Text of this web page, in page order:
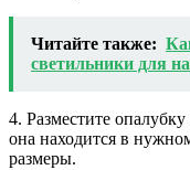
Читайте также:
светильники для
4. Разместите
она находится в
размеры.